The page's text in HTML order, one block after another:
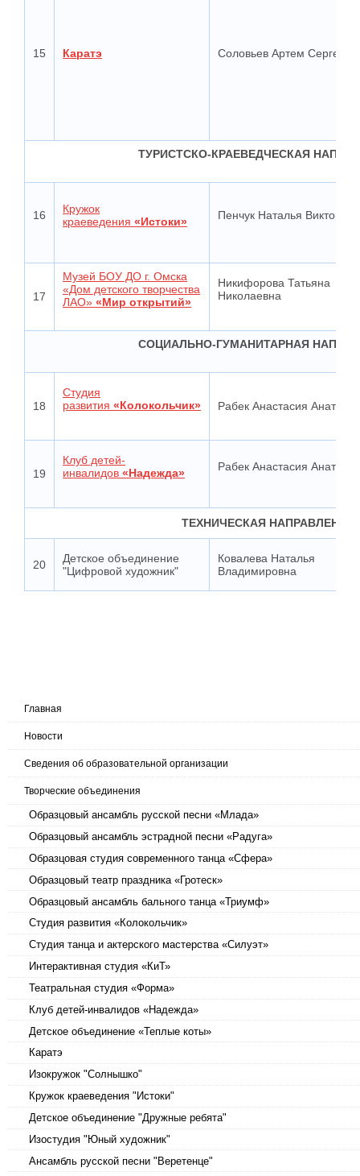
15 Каратэ Соловьев Артем
ТУРИСТСКО-КРАЕВЕДЧЕСКАЯ
16
Кружок
краеведения «Истоки» Пенчук Наталья
17
Музей БОУ ДО г. Омска
«Дом детского творчества
ЛАО» «Мир открытий»
Никифорова Татьяна
Николаевна
СОЦИАЛЬНО-ГУМАНИТАРНАЯ
18
Студия
развития «Колокольчик» Рабек Анастасия
19
Клуб детей-
инвалидов «Надежда» Рабек Анастасия
ТЕХНИЧЕСКАЯ
20
Детское объединение
"Цифровой художник"
Ковалева Наталья
Владимировна
Главная
Новости
Сведения об образовательной организации
Творческие объединения
Образцовый ансамбль русской песни «Млада»
Образцовый ансамбль эстрадной песни «Радуга»
Образцовая студия современного танца «Сфера»
Образцовый театр праздника «Гротеск»
Образцовый ансамбль бального танца «Триумф»
Студия развития «Колокольчик»
Студия танца и актерского мастерства «Силуэт»
Интерактивная студия «КиТ»
Театральная студия «Форма»
Клуб детей-инвалидов «Надежда»
Детское объединение «Теплые коты»
Каратэ
Изокружок "Солнышко"
Кружок краеведения "Истоки"
Детское объединение "Дружные ребята"
Изостудия "Юный художник"
Ансамбль русской песни "Веретенце"